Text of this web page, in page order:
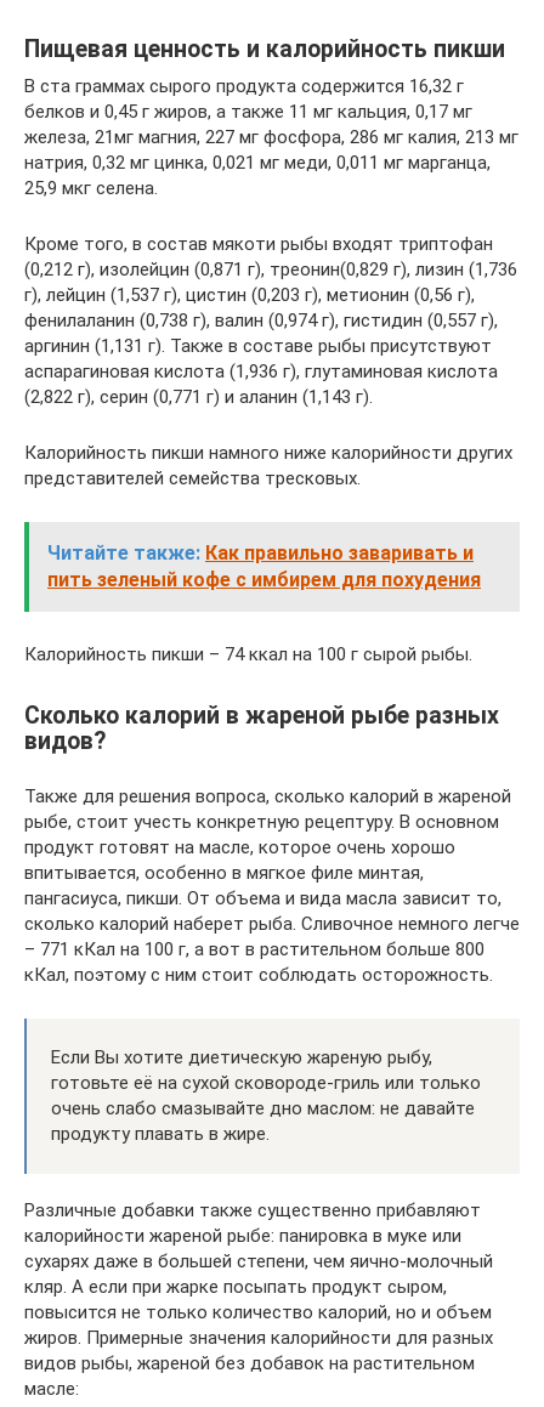
Пищевая ценность и калорийность пикши
В ста граммах сырого продукта содержится 16,32 г
белков и 0,45 г жиров, а также 11 мг кальция, 0,17 мг
железа, 21мг магния, 227 мг фосфора, 286 мг калия, 213 мг
натрия, 0,32 мг цинка, 0,021 мг меди, 0,011 мг марганца,
25,9 мкг селена.
Кроме того, в состав мякоти рыбы входят триптофан
(0,212 г), изолейцин (0,871 г), треонин(0,829 г), лизин (1,736
г), лейцин (1,537 г), цистин (0,203 г), метионин (0,56 г),
фенилаланин (0,738 г), валин (0,974 г), гистидин (0,557 г),
аргинин (1,131 г). Также в составе рыбы присутствуют
аспарагиновая кислота (1,936 г), глутаминовая кислота
(2,822 г), серин (0,771 г) и аланин (1,143 г).
Калорийность пикши намного ниже калорийности других
представителей семейства тресковых.
Читайте также: Как правильно заваривать и
пить зеленый кофе с имбирем для похудения
Калорийность пикши – 74 ккал на 100 г сырой рыбы.
Сколько калорий в жареной рыбе разных
видов?
Также для решения вопроса, сколько калорий в жареной
рыбе, стоит учесть конкретную рецептуру. В основном
продукт готовят на масле, которое очень хорошо
впитывается, особенно в мягкое филе минтая,
пангасиуса, пикши. От объема и вида масла зависит то,
сколько калорий наберет рыба. Сливочное немного легче
– 771 кКал на 100 г, а вот в растительном больше 800
кКал, поэтому с ним стоит соблюдать осторожность.
Если Вы хотите диетическую жареную рыбу,
готовьте её на сухой сковороде-гриль или только
очень слабо смазывайте дно маслом: не давайте
продукту плавать в жире.
Различные добавки также существенно прибавляют
калорийности жареной рыбе: панировка в муке или
сухарях даже в большей степени, чем яично-молочный
кляр. А если при жарке посыпать продукт сыром,
повысится не только количество калорий, но и объем
жиров. Примерные значения калорийности для разных
видов рыбы, жареной без добавок на растительном
масле: